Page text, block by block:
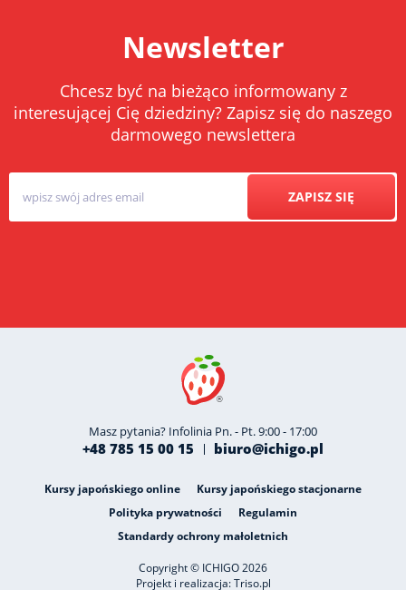
Newsletter
Chcesz być na bieżąco informowany z
interesującej Cię dziedziny? Zapisz się do naszego
darmowego newslettera
ZAPISZ SIĘ
Masz pytania? Infolinia Pn. - Pt. 9:00 - 17:00
+48 785 15 00 15 biuro@ichigo.pl
Kursy japońskiego online
Kursy japońskiego stacjonarne
Polityka prywatności
Regulamin
Standardy ochrony małoletnich
Copyright © ICHIGO 2026
Projekt i realizacja:Triso.pl